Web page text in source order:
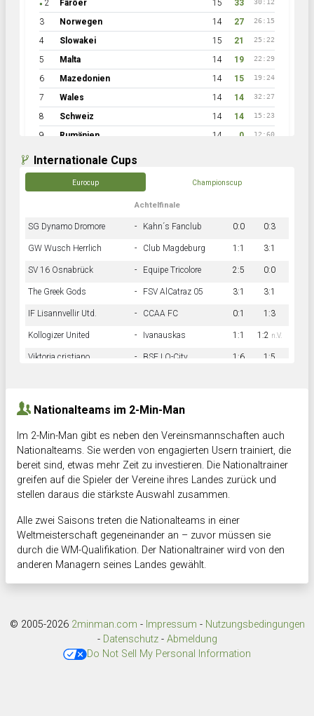
● 2 Färöer 15 33 30:12
3 Norwegen 14 27 26:15
4 Slowakei 15 21 25:22
5 Malta 14 19 22:29
6 Mazedonien 14 15 19:24
7 Wales 14 14 32:27
8 Schweiz 14 14 15:23
9 Rumänien 14 0 12:60
Internationale Cups
Eurocup Championscup
Achtelfinale
SG Dynamo Dromore - Kahn´s Fanclub 0:0 0:3
GW Wusch Herrlich - Club Magdeburg 1:1 3:1
SV 16 Osnabrück - Equipe Tricolore 2:5 0:0
The Greek Gods - FSV AlCatraz 05 3:1 3:1
IF Lisannvellir Utd. - CCAA FC 0:1 1:3
Kollogizer United - Ivanauskas 1:1 1:2 n.V.
Viktoria cristiano - BSF LO-City 1:6 1:5
Nationalteams im 2-Min-Man
Im 2-Min-Man gibt es neben den Vereinsmannschaften auch
Nationalteams. Sie werden von engagierten Usern trainiert, die
bereit sind, etwas mehr Zeit zu investieren. Die Nationaltrainer
greifen auf die Spieler der Vereine ihres Landes zurück und
stellen daraus die stärkste Auswahl zusammen.
Alle zwei Saisons treten die Nationalteams in einer
Weltmeisterschaft gegeneinander an – zuvor müssen sie
durch die WM-Qualifikation. Der Nationaltrainer wird von den
anderen Managern seines Landes gewählt.
© 2005-2026 2minman.com - Impressum - Nutzungsbedingungen
- Datenschutz- Abmeldung
Do Not Sell My Personal Information